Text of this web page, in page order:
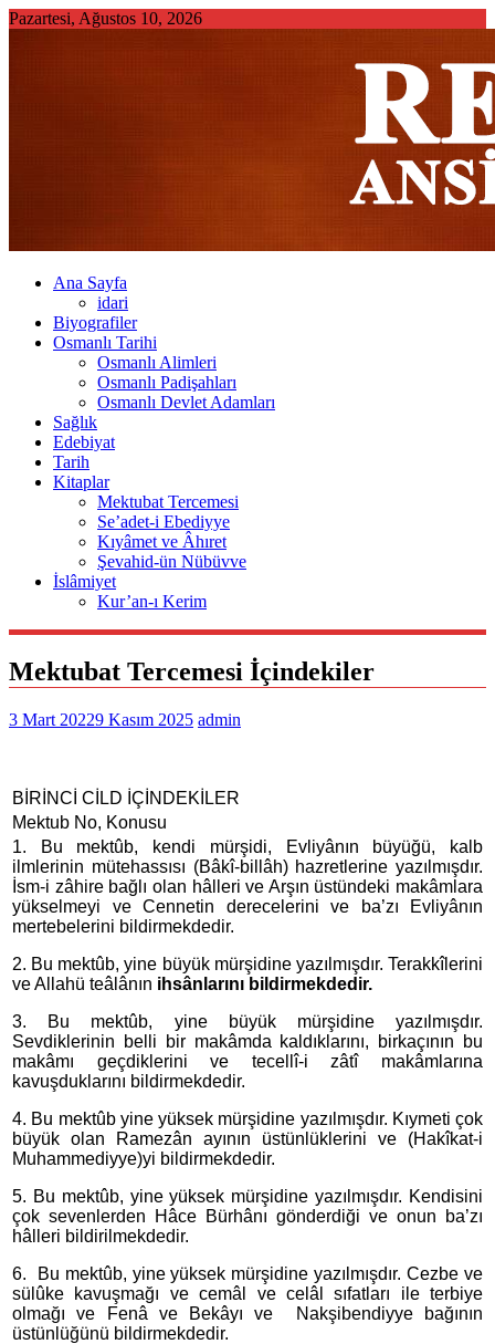
Skip
Pazartesi, Ağustos 10, 2026
Ana Sayfa
idari
Biyografiler
Osmanlı Tarihi
Osmanlı Alimleri
Osmanlı Padişahları
Osmanlı Devlet Adamları
Sağlık
Edebiyat
Tarih
Kitaplar
Mektubat Tercemesi
Se’adet-i Ebediyye
Kıyâmet ve Âhıret
Şevahid-ün Nübüvve
İslâmiyet
Kur’an-ı Kerim
Mektubat Tercemesi İçindekiler
3 Mart 20229 Kasım 2025 admin
BİRİNCİ CİLD İÇİNDEKİLER
Mektub No, Konusu
1. Bu mektûb, kendi mürşidi, Evliyânın büyüğü, kalb
ilmlerinin mütehassısı (Bâkî-billâh) hazretlerine yazılmışdır.
İsm-i zâhire bağlı olan hâlleri ve Arşın üstündeki makâmlara
yükselmeyi ve Cennetin derecelerini ve ba’zı Evliyânın
mertebelerini bildirmekdedir.
2. Bu mektûb, yine büyük mürşidine yazılmışdır. Terakkîlerini
ve Allahü teâlânın ihsânlarını bildirmekdedir.
3. Bu mektûb, yine büyük mürşidine yazılmışdır.
Sevdiklerinin belli bir makâmda kaldıklarını, birkaçının bu
makâmı geçdiklerini ve tecellî-i zâtî makâmlarına
kavuşduklarını bildirmekdedir.
4. Bu mektûb yine yüksek mürşidine yazılmışdır. Kıymeti çok
büyük olan Ramezân ayının üstünlüklerini ve (Hakîkat-i
Muhammediyye)yi bildirmekdedir.
5. Bu mektûb, yine yüksek mürşidine yazılmışdır. Kendisini
çok sevenlerden Hâce Bürhânı gönderdiği ve onun ba’zı
hâlleri bildirilmekdedir.
6. Bu mektûb, yine yüksek mürşidine yazılmışdır. Cezbe ve
sülûke kavuşmağı ve cemâl ve celâl sıfatları ile terbiye
olmağı ve Fenâ ve Bekâyı ve Nakşibendiyye bağının
üstünlüğünü bildirmekdedir.